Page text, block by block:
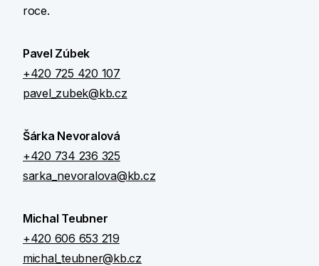
roce.
Pavel Zúbek
+420 725 420 107
pavel_zubek@kb.cz
Šárka Nevoralová
+420 734 236 325
sarka_nevoralova@kb.cz
Michal Teubner
+420 606 653 219
michal_teubner@kb.cz